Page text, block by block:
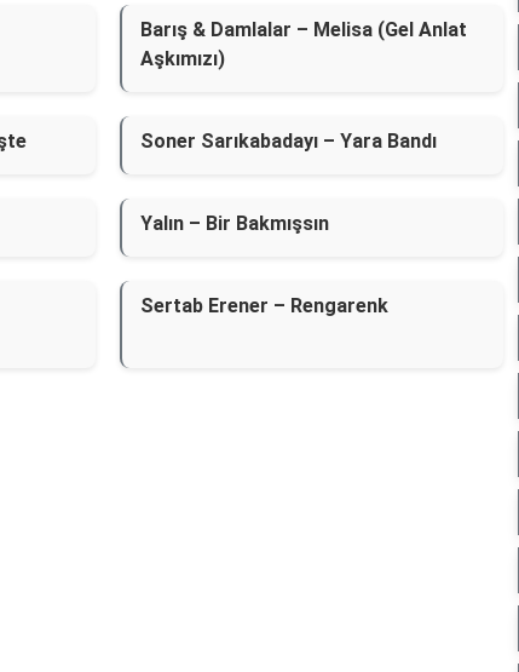
Barış & Damlalar – Melisa (Gel Anlat
Aşkımızı)
Soner Sarıkabadayı – Yara Bandı
Yalın – Bir Bakmışsın
Sertab Erener – Rengarenk